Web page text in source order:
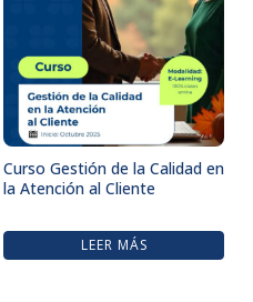
Curso Gestión de la Calidad en
la Atención al Cliente
LEER MÁS